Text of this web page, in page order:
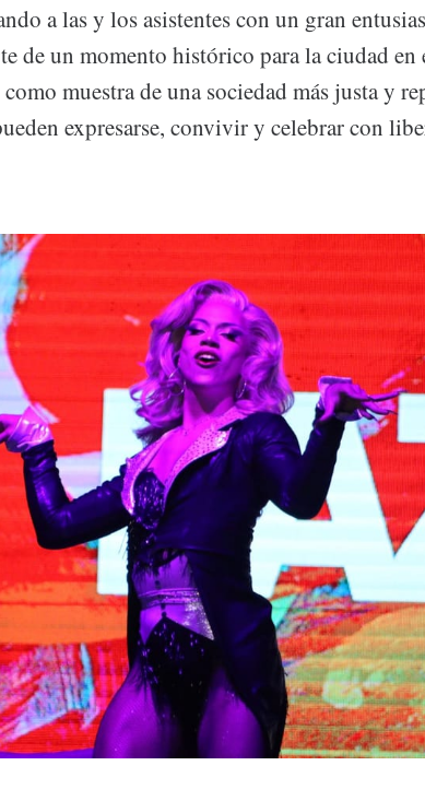
a las y los asistentes con un gran
de un momento histórico para la ciudad en
muestra de una sociedad más justa y
expresarse, convivir y celebrar con